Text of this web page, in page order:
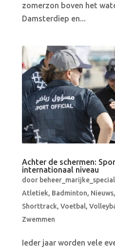
zomerzon boven het
Damsterdiep en...
Achter de schermen:
internationaal niveau
door beheer_marijke_special
Atletiek, Badminton, Nieuws,
Shorttrack, Voetbal,
Zwemmen
Ieder jaar worden vele